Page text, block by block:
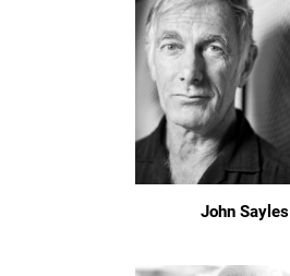
John Sayles